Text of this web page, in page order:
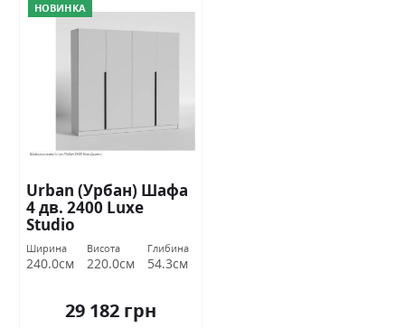
НОВИНКА
Urban (Урбан) Шафа
4 дв. 2400 Luxe
Studio
Ширина
240.0см
Висота
220.0см
Глибина
54.3см
29 182 грн